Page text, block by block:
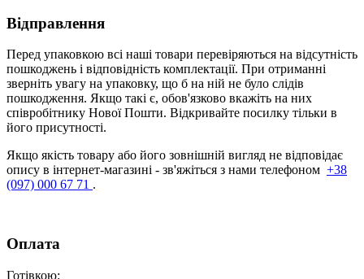
Відправлення
Перед упаковкою всі наші товари перевіряються на відсутність
пошкоджень і відповідність комплектації. При отриманні
зверніть увагу на упаковку, що б на ній не було слідів
пошкодження. Якщо такі є, обов'язково вкажіть на них
співробітнику Нової Пошти. Відкривайте посилку тільки в
його присутності.
Якщо якість товару або його зовнішній вигляд не відповідає
опису в інтернет-магазині - зв'яжіться з нами телефоном +38
(097) 000 67 71 .
Оплата
Готівкою: